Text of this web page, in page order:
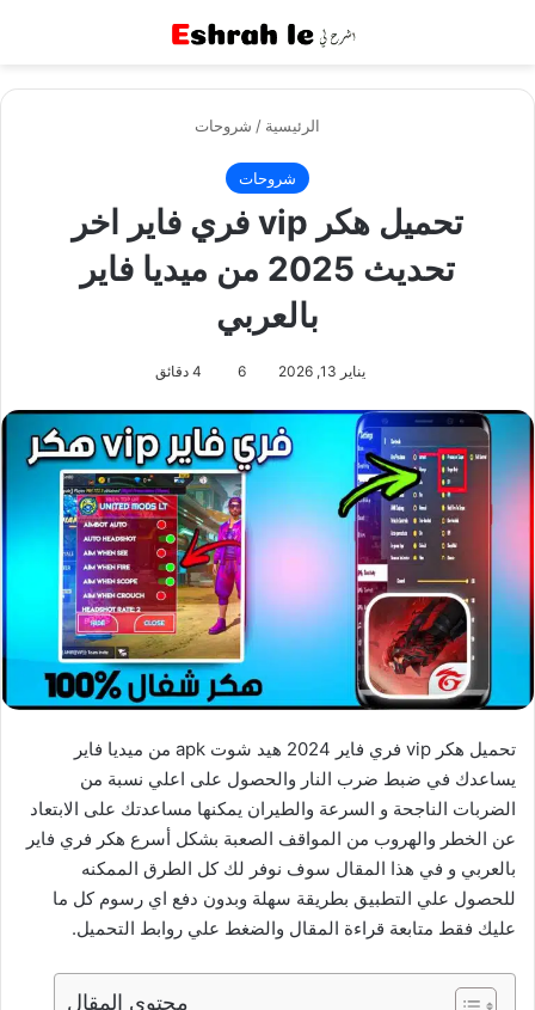
الرئيسية / شروحات
شروحات
تحميل هكر vip فري فاير اخر
تحديث 2025 من ميديا فاير
بالعربي
يناير 13, 2026 6
تحميل هكر vip فري فاير 2024 هيد شوت apk من ميديا فاير
يساعدك في ضبط ضرب النار والحصول على اعلي نسبة من
الضربات الناجحة و السرعة والطيران يمكنها مساعدتك على الابتعاد
عن الخطر والهروب من المواقف الصعبة بشكل أسرع هكر فري فاير
بالعربي و في هذا المقال سوف نوفر لك كل الطرق الممكنه
للحصول علي التطبيق بطريقة سهلة وبدون دفع اي رسوم كل ما
عليك فقط متابعة قراءة المقال والضغط علي روابط التحميل.
محتوى المقال